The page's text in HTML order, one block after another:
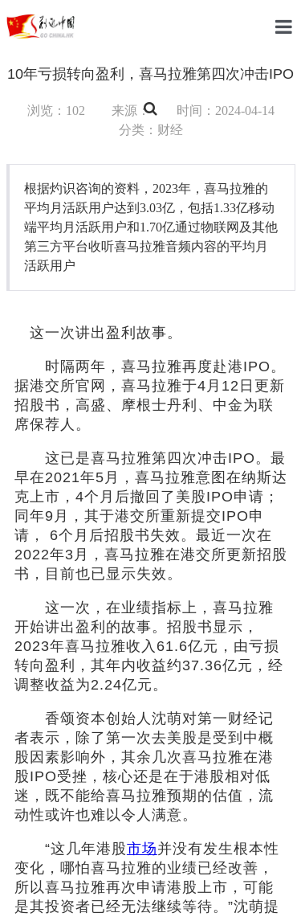
财经
教育
社会
文化
旅游
健康
10年亏损转向盈利，喜马拉雅第四次冲击IPO
浏览：102 来源：
时间：2024-04-14
分类：财经
根据灼识咨询的资料，2023年，喜马拉雅的
平均月活跃用户达到3.03亿，包括1.33亿移动
端平均月活跃用户和1.70亿通过物联网及其他
第三方平台收听喜马拉雅音频内容的平均月
活跃用户
这一次讲出盈利故事。
时隔两年，喜马拉雅再度赴港IPO。
据港交所官网，喜马拉雅于4月12日更新
招股书，高盛、摩根士丹利、中金为联
席保荐人。
这已是喜马拉雅第四次冲击IPO。最
早在2021年5月，喜马拉雅意图在纳斯达
克上市，4个月后撤回了美股IPO申请；
同年9月，其于港交所重新提交IPO申
请， 6个月后招股书失效。最近一次在
2022年3月，喜马拉雅在港交所更新招股
书，目前也已显示失效。
这一次，在业绩指标上，喜马拉雅
开始讲出盈利的故事。招股书显示，
2023年喜马拉雅收入61.6亿元，由亏损
转向盈利，其年内收益约37.36亿元，经
调整收益为2.24亿元。
香颂资本创始人沈萌对第一财经记
者表示，除了第一次去美股是受到中概
股因素影响外，其余几次喜马拉雅在港
股IPO受挫，核心还是在于港股相对低
迷，既不能给喜马拉雅预期的估值，流
动性或许也难以令人满意。
“这几年港股市场并没有发生根本性
变化，哪怕喜马拉雅的业绩已经改善，
所以喜马拉雅再次申请港股上市，可能
是其投资者已经无法继续等待。”沈萌提